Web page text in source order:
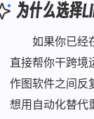
为什么选择
如果你已经
直接帮你干跨境
作图软件之间反
想用自动化替代